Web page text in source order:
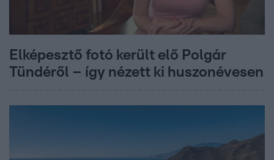
Elképesztő fotó került elő Polgár
Tündéről – így nézett ki huszonévesen